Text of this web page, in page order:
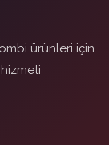
ürünleri için